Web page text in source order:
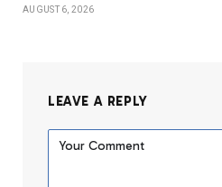
AUGUST 6, 2026
LEAVE A REPLY